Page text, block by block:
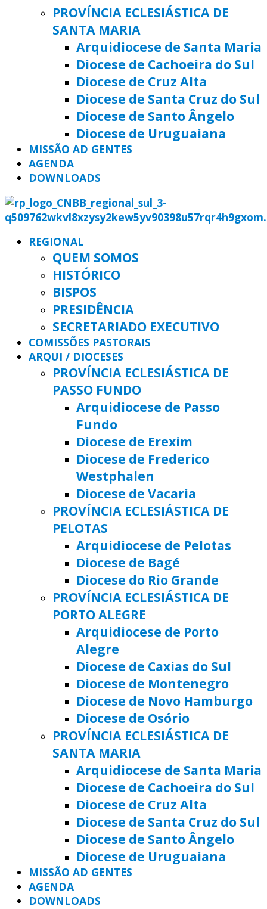
PROVÍNCIA ECLESIÁSTICA DE
SANTA MARIA
Arquidiocese de Santa Maria
Diocese de Cachoeira do Sul
Diocese de Cruz Alta
Diocese de Santa Cruz do Sul
Diocese de Santo Ângelo
Diocese de Uruguaiana
MISSÃO AD GENTES
AGENDA
DOWNLOADS
REGIONAL
QUEM SOMOS
HISTÓRICO
BISPOS
PRESIDÊNCIA
SECRETARIADO EXECUTIVO
COMISSÕES PASTORAIS
ARQUI / DIOCESES
PROVÍNCIA ECLESIÁSTICA DE
PASSO FUNDO
Arquidiocese de Passo
Fundo
Diocese de Erexim
Diocese de Frederico
Westphalen
Diocese de Vacaria
PROVÍNCIA ECLESIÁSTICA DE
PELOTAS
Arquidiocese de Pelotas
Diocese de Bagé
Diocese do Rio Grande
PROVÍNCIA ECLESIÁSTICA DE
PORTO ALEGRE
Arquidiocese de Porto
Alegre
Diocese de Caxias do Sul
Diocese de Montenegro
Diocese de Novo Hamburgo
Diocese de Osório
PROVÍNCIA ECLESIÁSTICA DE
SANTA MARIA
Arquidiocese de Santa Maria
Diocese de Cachoeira do Sul
Diocese de Cruz Alta
Diocese de Santa Cruz do Sul
Diocese de Santo Ângelo
Diocese de Uruguaiana
MISSÃO AD GENTES
AGENDA
DOWNLOADS